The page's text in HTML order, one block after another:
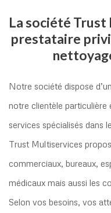
La société
prestataire
Notre société dispose
notre clientèle particulière
services spécialisés dans
Trust Multiservices
commerciaux, bureaux,
médicaux mais aussi les
Selon vos besoins, vos